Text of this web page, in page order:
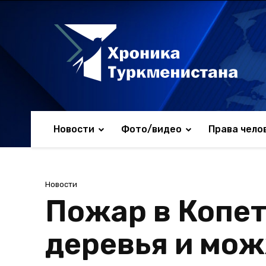
Новости Фото/видео Права
Новости
Пожар в
деревья и